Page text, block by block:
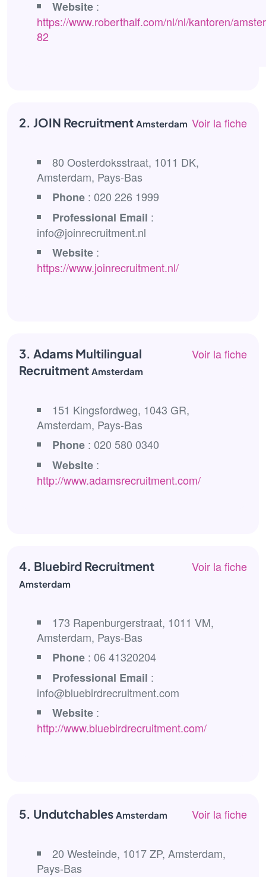
Website :
https://www.roberthalf.com/nl/nl/kantoren/
82
Voir la fiche
2. JOIN Recruitment Amsterdam
80 Oosterdoksstraat, 1011 DK,
Amsterdam, Pays-Bas
Phone : 020 226 1999
Professional Email :
info@joinrecruitment.nl
Website :
https://www.joinrecruitment.nl/
Voir la fiche
3. Adams Multilingual
Recruitment Amsterdam
151 Kingsfordweg, 1043 GR,
Amsterdam, Pays-Bas
Phone : 020 580 0340
Website :
http://www.adamsrecruitment.com/
Voir la fiche
4. Bluebird Recruitment
Amsterdam
173 Rapenburgerstraat, 1011 VM,
Amsterdam, Pays-Bas
Phone : 06 41320204
Professional Email :
info@bluebirdrecruitment.com
Website :
http://www.bluebirdrecruitment.com/
Voir la fiche
5. Undutchables Amsterdam
20 Westeinde, 1017 ZP, Amsterdam,
Pays-Bas